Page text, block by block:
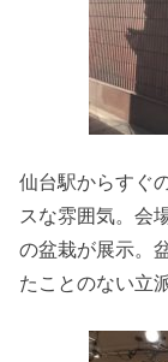
仙台駅からすぐ
スな雰囲気。会
の盆栽が展示。
たことのない立